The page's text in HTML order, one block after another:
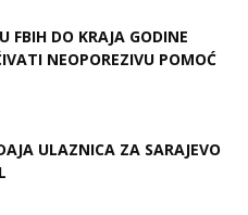
FBIH DO KRAJA GODINE
NEOPOREZIVU POMOĆ
ULAZNICA ZA SARAJEVO